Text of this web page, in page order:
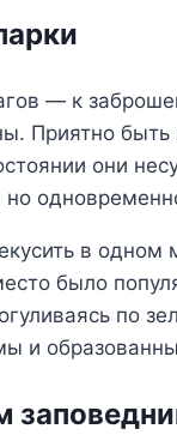
— к
Приятно
они
в
было
по
и